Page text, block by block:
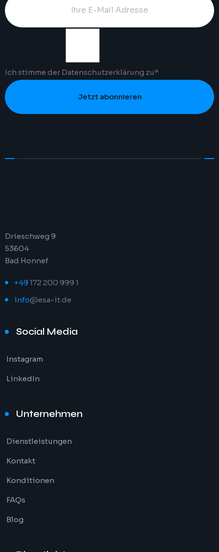
Ich stimme der Datenschutzerklärung zu*
Jetzt abonnieren
Drieschweg 9
53604
Bad Honnef
+49172 200 999 1
info@esa-it.de
Social Media
Instagram
LinkedIn
Unternehmen
Dienstleistungen
Kontakt
Konditionen
FAQs
Blog